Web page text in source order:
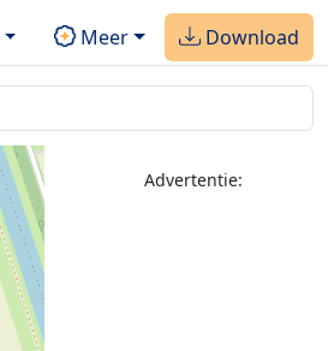
Meer Download
Advertentie: